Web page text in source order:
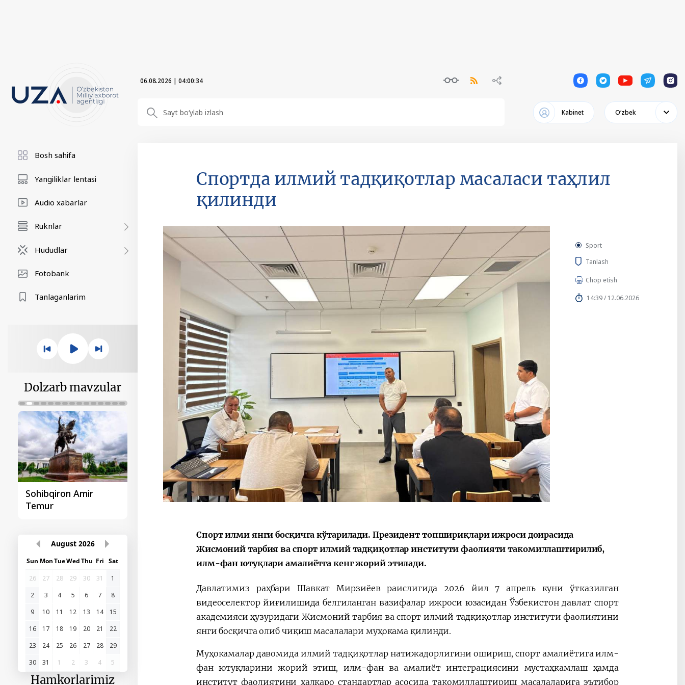
06.08.2026 | 04:00:36 1 1 1 1 1
Кabinet Oʻzbek
Bosh sahifa
Yangiliklar lentasi
Audio xabarlar
Ruknlar
Hududlar
Fotobank
Tanlaganlarim
Dolzarb mavzular
Sohibqiron Amir
Temur
O‘zbekiston va
Paragvay hamkorligi
Huquqiy targʻibot
O‘zbekiston va
Yaponiya hamkorligi
Oʻzbekiston va
Pokiston hamkorligi
August 2026
Sun MonTueWedThu Fri Sat
26
27 28 29 30 31
1
2
3 4 5 6 7
8
9
10 11 12 13 14
15
16
17 18 19 20 21
22
23
24 25 26 27 28
29
30
31 1 2 3 4 5
Hamkorlarimiz
Спортда илмий тадқиқотлар масаласи таҳлил
қилинди
Sport
Tanlash
Chop etish
14:39 / 12.06.2026
Спорт илми янги босқичга кўтарилади. Президент топшириқлари ижроси доирасида
Жисмоний тарбия ва спорт илмий тадқиқотлар институти фаолияти такомиллаштирилиб,
илм-фан ютуқлари амалиётга кенг жорий этилади.
Давлатимиз раҳбари Шавкат Мирзиёев раислигида 2026 йил 7 апрель куни ўтказилган
видеоселектор йиғилишида белгиланган вазифалар ижроси юзасидан Ўзбекистон давлат спорт
академияси ҳузуридаги Жисмоний тарбия ва спорт илмий тадқиқотлар институти фаолиятини
янги босқичга олиб чиқиш масалалари муҳокама қилинди.
Муҳокамалар давомида илмий тадқиқотлар натижадорлигини ошириш, спорт амалиётига илм-
фан ютуқларини жорий этиш, илм-фан ва амалиёт интеграциясини мустаҳкамлаш ҳамда
институт фаолиятини халқаро стандартлар асосида такомиллаштириш масалаларига эътибор